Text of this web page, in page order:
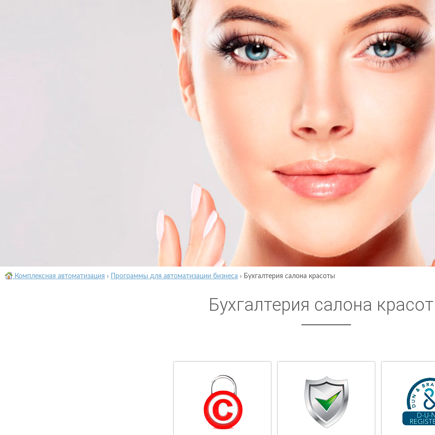
Комплексная автоматизация › Программы для автоматизации бизнеса › Бухгалтерия салона красоты
Бухгалтерия салона